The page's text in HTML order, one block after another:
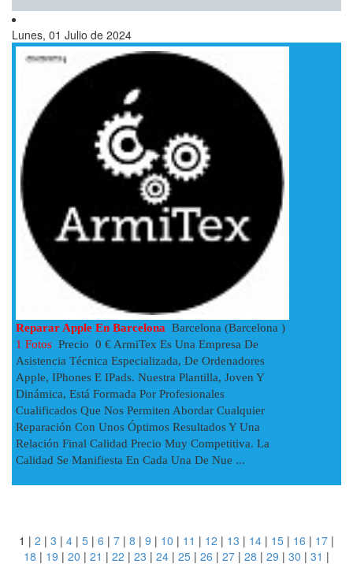
Lunes, 01 Julio de 2024
Reparar Apple En Barcelona Barcelona (Barcelona )
1 Fotos Precio 0 € ArmiTex Es Una Empresa De
Asistencia Técnica Especializada, De Ordenadores
Apple, IPhones E IPads. Nuestra Plantilla, Joven Y
Dinámica, Está Formada Por Profesionales
Cualificados Que Nos Permiten Abordar Cualquier
Reparación Con Unos Óptimos Resultados Y Una
Relación Final Calidad Precio Muy Competitiva. La
Calidad Se Manifiesta En Cada Una De Nue ...
1 | 2 | 3 | 4 | 5 | 6 | 7 | 8 | 9 | 10 | 11 | 12 | 13 | 14 | 15 | 16 | 17 |
18 | 19 | 20 | 21 | 22 | 23 | 24 | 25 | 26 | 27 | 28 | 29 | 30 | 31 |